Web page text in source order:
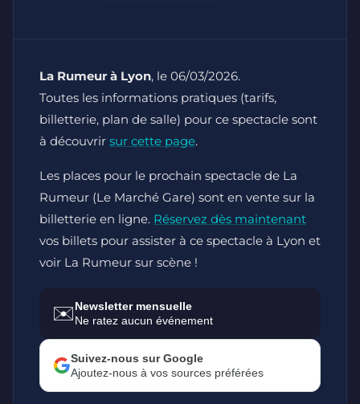
La Rumeur à Lyon, le 06/03/2026.
Toutes les informations pratiques (tarifs,
billetterie, plan de salle) pour ce spectacle sont
à découvrir sur cette page.
Les places pour le prochain spectacle de La
Rumeur (Le Marché Gare) sont en vente sur la
billetterie en ligne. Réservez dès maintenant
vos billets pour assister à ce spectacle à Lyon et
voir La Rumeur sur scène !
✉️Newsletter mensuelle
Ne ratez aucun événement
Suivez-nous sur Google
Ajoutez-nous à vos sources préférées